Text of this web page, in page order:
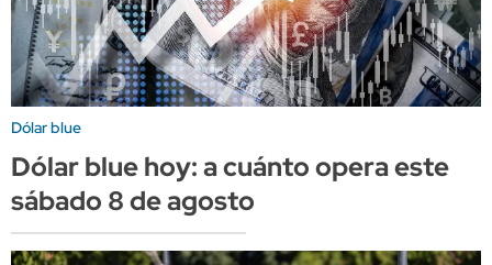
Dólar blue
Dólar blue hoy: a cuánto opera este
sábado 8 de agosto